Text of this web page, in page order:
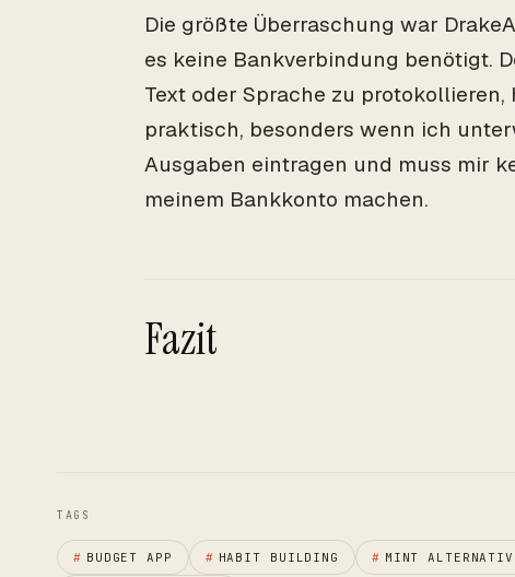
Die größte Überraschung war
es keine Bankverbindung benötigt.
Text oder Sprache zu
praktisch, besonders wenn ich
Ausgaben eintragen und muss mir
meinem Bankkonto machen.
Fazit
TAGS
# BUDGET APP # HABIT BUILDING # MINT